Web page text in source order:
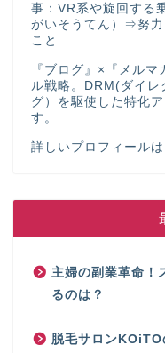
事：VR系や旋回する
がいそうてん）⇒努力
こと
『ブログ』×『メル
ル戦略。DRM(ダイレ
グ）を駆使した特化
す。
詳しいプロフィールは
主婦の副業革命！
るのは？
脱毛サロンKOiTO